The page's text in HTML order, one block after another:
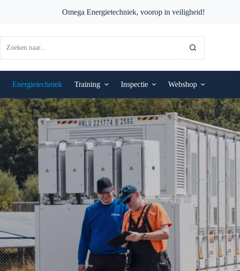
Omega Energietechniek, voorop in veiligheid!
Energietechniek Training Inspectie Webshop